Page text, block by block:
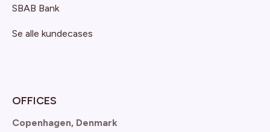
SBAB Bank
Se alle kundecases
OFFICES
Copenhagen, Denmark